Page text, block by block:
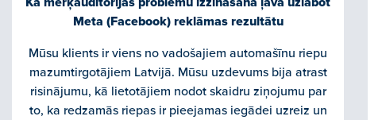
Meta (Facebook) reklāmas rezultātu
Mūsu klients ir viens no vadošajiem automašīnu riepu
mazumtirgotājiem Latvijā. Mūsu uzdevums bija atrast
risinājumu, kā lietotājiem nodot skaidru ziņojumu par
to, ka redzamās riepas ir pieejamas iegādei uzreiz un